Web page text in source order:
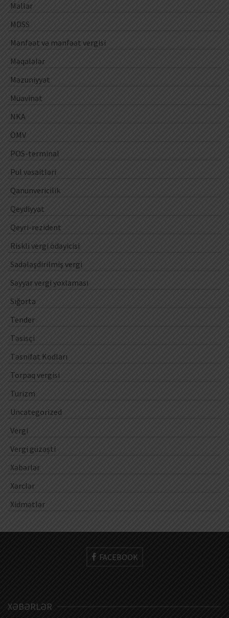
Mallar
MDSS
Mənfəət və mənfəət vergisi
Məqalələr
Məzuniyyət
Müavinət
NKA
ÖMV
POS-terminal
Pul vəsaitləri
Qanunvericilik
Qeydiyyat
Qeyri-rezident
Riskli vergi ödəyicisi
Sadələşdirilmiş vergi
Səyyar vergi yoxlaması
Sığorta
Tender
Təsisçi
Təsnifat Kodları
Torpaq vergisi
Turizm
Uncategorized
Vergi
Vergi güzəşti
Xəbərlər
Xərclər
Xidmətlər
FACEBOOK
XƏBƏRLƏR